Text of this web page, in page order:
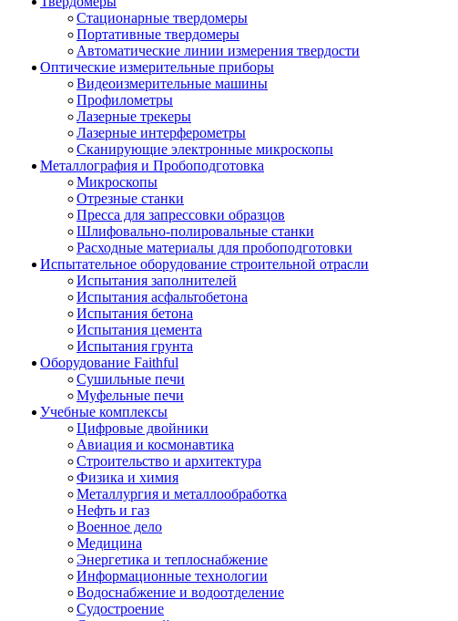
Стационарные твердомеры
Портативные твердомеры
Автоматические линии измерения твердости
Оптические измерительные приборы
Видеоизмерительные машины
Профилометры
Лазерные трекеры
Лазерные интерферометры
Сканирующие электронные микроскопы
Металлография и Пробоподготовка
Микроскопы
Отрезные станки
Пресса для запрессовки образцов
Шлифовально-полировальные станки
Расходные материалы для пробоподготовки
Испытательное оборудование строительной отрасли
Испытания заполнителей
Испытания асфальтобетона
Испытания бетона
Испытания цемента
Испытания грунта
Оборудование Faithful
Сушильные печи
Муфельные печи
Учебные комплексы
Цифровые двойники
Авиация и космонавтика
Строительство и архитектура
Физика и химия
Металлургия и металлообработка
Нефть и газ
Военное дело
Медицина
Энергетика и теплоснабжение
Информационные технологии
Водоснабжение и водоотделение
Судостроение